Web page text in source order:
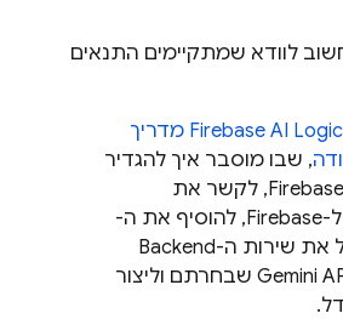
לוודא שמתקיימים התנאים
Firebase AI Logic מדריך
, שבו מוסבר איך להגדיר
את פרויקט Firebase, לקשר את
האפליקציה ל-Firebase, להוסיף את ה-
SDK, לאתחל את שירות ה-Backend
Gemini שבחרתם וליצור